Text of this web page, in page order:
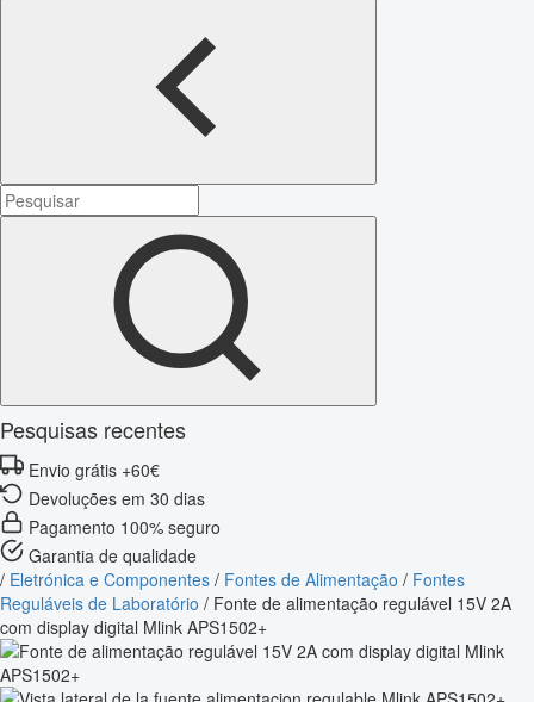
Pesquisas recentes
Envio grátis +60€
Devoluções em 30 dias
Pagamento 100% seguro
Garantia de qualidade
/ Eletrónica e Componentes / Fontes de Alimentação / Fontes
Reguláveis de Laboratório / Fonte de alimentação regulável 15V 2A
com display digital Mlink APS1502+